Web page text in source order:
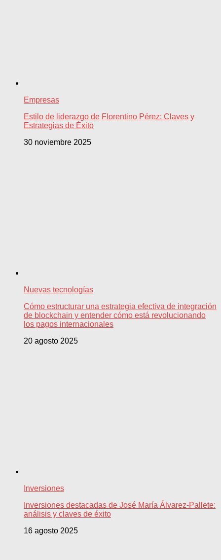
Empresas
Estilo de liderazgo de Florentino Pérez: Claves y
Estrategias de Éxito
30 noviembre 2025
Nuevas tecnologías
Cómo estructurar una estrategia efectiva de integración
de blockchain y entender cómo está revolucionando
los pagos internacionales
20 agosto 2025
Inversiones
Inversiones destacadas de José María Álvarez-Pallete:
análisis y claves de éxito
16 agosto 2025